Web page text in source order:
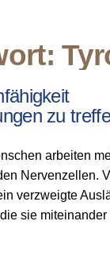
zu
arbeiten
Nervenzellen.
verzweigte
sie